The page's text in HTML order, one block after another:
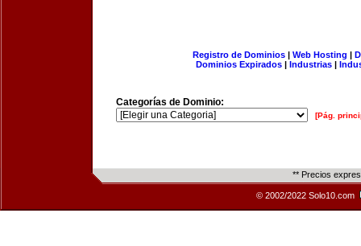
Registro de Dominios| Web Hosting |
Dominios Expirados | Industrias |
Categorías de Dominio:
[Pág.
** Precios
© 2002/2022 Solo10.com